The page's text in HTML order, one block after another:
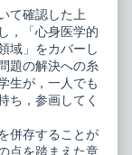
て確認した上
，「心身医学的
域」をカバーし
題の解決への糸
生が，一人でも
ち，参画してく
併存することが
点を踏まえた章